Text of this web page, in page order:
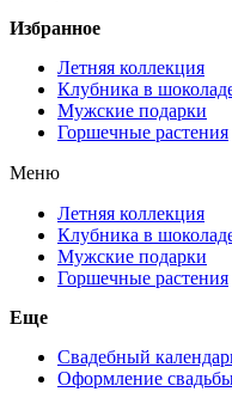
Избранное
Летняя коллекция
Клубника в
Мужские подарки
Горшечные растения
Меню
Летняя коллекция
Клубника в
Мужские подарки
Горшечные растения
Еще
Свадебный
Оформление